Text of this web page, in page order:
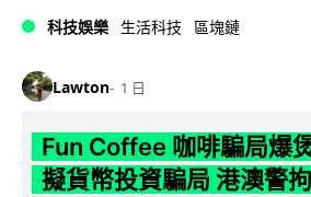
科技娛樂 生活科技 區塊鏈
Lawton 1 日
Fun Coffee 咖啡騙局爆
擬貨幣投資騙局 港澳警